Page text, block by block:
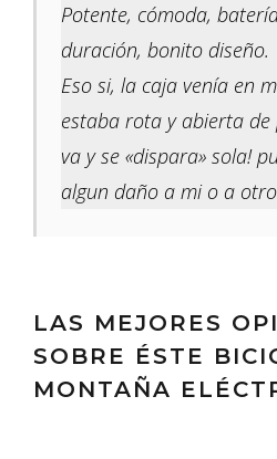
Potente, cómoda,
duración, bonito diseño.
Eso si, la caja venía en
estaba rota y abierta de
va y se «dispara» sola!
algun daño a mi o a
LAS MEJORES
SOBRE ÉSTE
MONTAÑA